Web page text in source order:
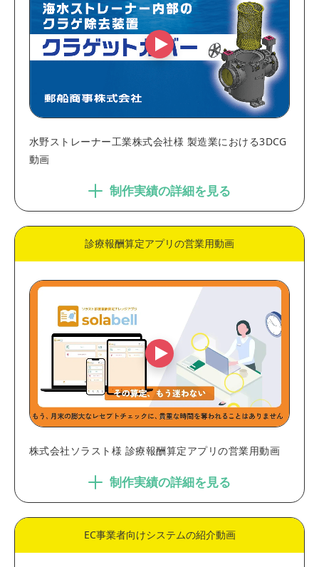
水野ストレーナー工業株式会社様 製造業における3DCG
動画
制作実績の詳細を見る
診療報酬算定アプリの営業用動画
株式会社ソラスト様 診療報酬算定アプリの営業用動画
制作実績の詳細を見る
EC事業者向けシステムの紹介動画